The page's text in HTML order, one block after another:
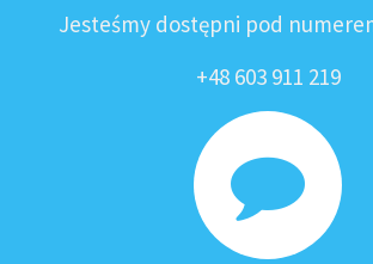
Jesteśmy dostępni pod
+48 603 911 219